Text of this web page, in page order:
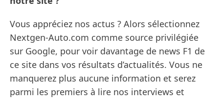
Vous appréciez nos actus ? Alors sélectionnez
Nextgen-Auto.com comme source privilégiée
sur Google, pour voir davantage de news F1 de
ce site dans vos résultats d’actualités. Vous ne
manquerez plus aucune information et serez
parmi les premiers à lire nos interviews et